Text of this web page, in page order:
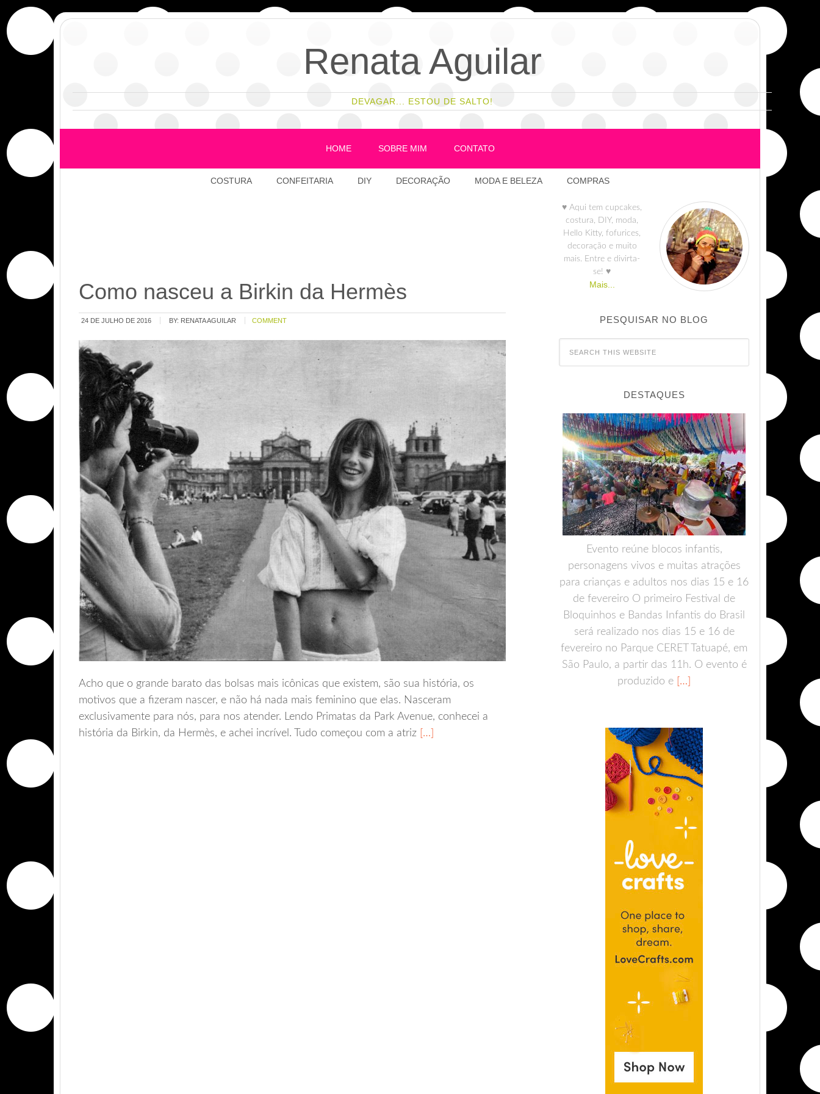
Renata Aguilar
DEVAGAR... ESTOU DE SALTO!
HOME SOBRE MIM CONTATO
COSTURA CONFEITARIA DIY DECORAÇÃO MODA E BELEZA COMPRAS
Como nasceu a Birkin da Hermès
24 DE JULHO DE 2016 BY: RENATA AGUILAR COMMENT
Acho que o grande barato das bolsas mais icônicas que existem, são sua história, os
motivos que a fizeram nascer, e não há nada mais feminino que elas. Nasceram
exclusivamente para nós, para nos atender. Lendo Primatas da Park Avenue, conhecei a
história da Birkin, da Hermès, e achei incrível. Tudo começou com a atriz […]
♥ Aqui tem cupcakes,
costura, DIY, moda,
Hello Kitty, fofurices,
decoração e muito
mais. Entre e divirta-
se! ♥
Mais...
PESQUISAR NO BLOG
DESTAQUES
Evento reúne blocos infantis,
personagens vivos e muitas atrações
para crianças e adultos nos dias 15 e 16
de fevereiro O primeiro Festival de
Bloquinhos e Bandas Infantis do Brasil
será realizado nos dias 15 e 16 de
fevereiro no Parque CERET Tatuapé, em
São Paulo, a partir das 11h. O evento é
produzido e […]